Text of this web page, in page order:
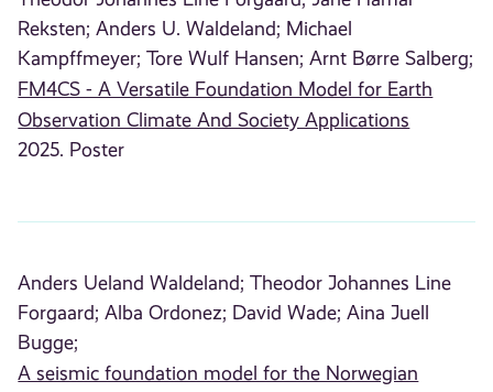
Reksten; Anders U. Waldeland; Michael
Kampffmeyer; Tore Wulf Hansen; Arnt Børre Salberg;
FM4CS - A Versatile Foundation Model for Earth
Observation Climate And Society Applications
2025. Poster
Anders Ueland Waldeland; Theodor Johannes Line
Forgaard; Alba Ordonez; David Wade; Aina Juell
Bugge;
A seismic foundation model for the Norwegian